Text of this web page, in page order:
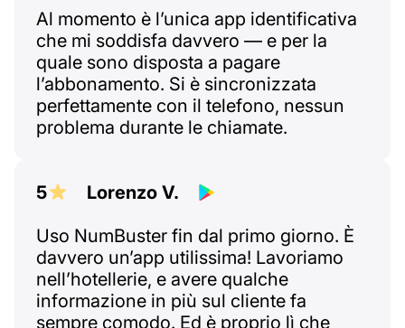
Al momento è l’unica app identificativa
che mi soddisfa davvero — e per la
quale sono disposta a pagare
l’abbonamento. Si è sincronizzata
perfettamente con il telefono, nessun
problema durante le chiamate.
5
Lorenzo V.
Uso NumBuster fin dal primo giorno. È
davvero un’app utilissima! Lavoriamo
nell’hotellerie, e avere qualche
informazione in più sul cliente fa
sempre comodo. Ed è proprio lì che